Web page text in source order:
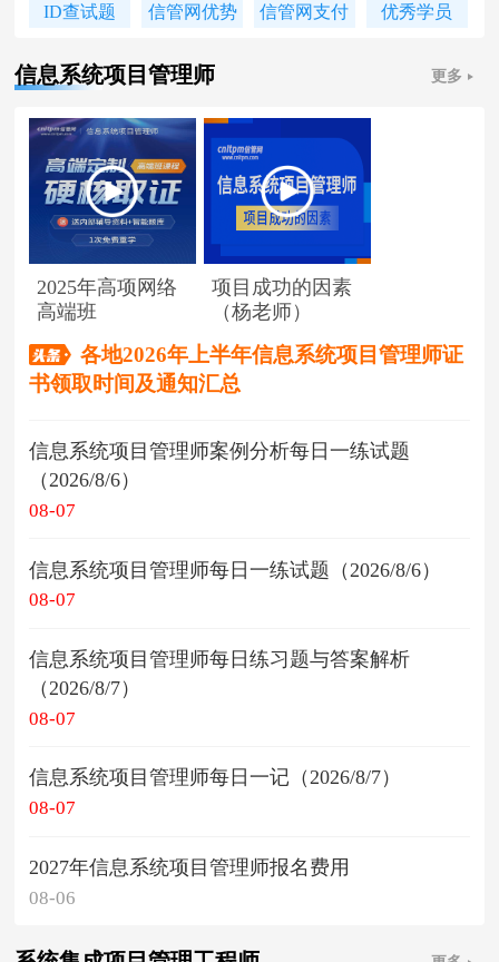
信管网软考讲师合作招聘(全职/兼职)
•2026上半年软考证书领取时间及通知
ID查试题 信管网优势 信管网支付 优秀学员
信息系统项目管理师 更多
2025年高项网络
高端班
项目成功的因素
（杨老师）
各地2026年上半年信息系统项目管理师证
书领取时间及通知汇总
信息系统项目管理师案例分析每日一练试题
（2026/8/6）
08-07
信息系统项目管理师每日一练试题（2026/8/6）
08-07
信息系统项目管理师每日练习题与答案解析
（2026/8/7）
08-07
信息系统项目管理师每日一记（2026/8/7）
08-07
2027年信息系统项目管理师报名费用
08-06